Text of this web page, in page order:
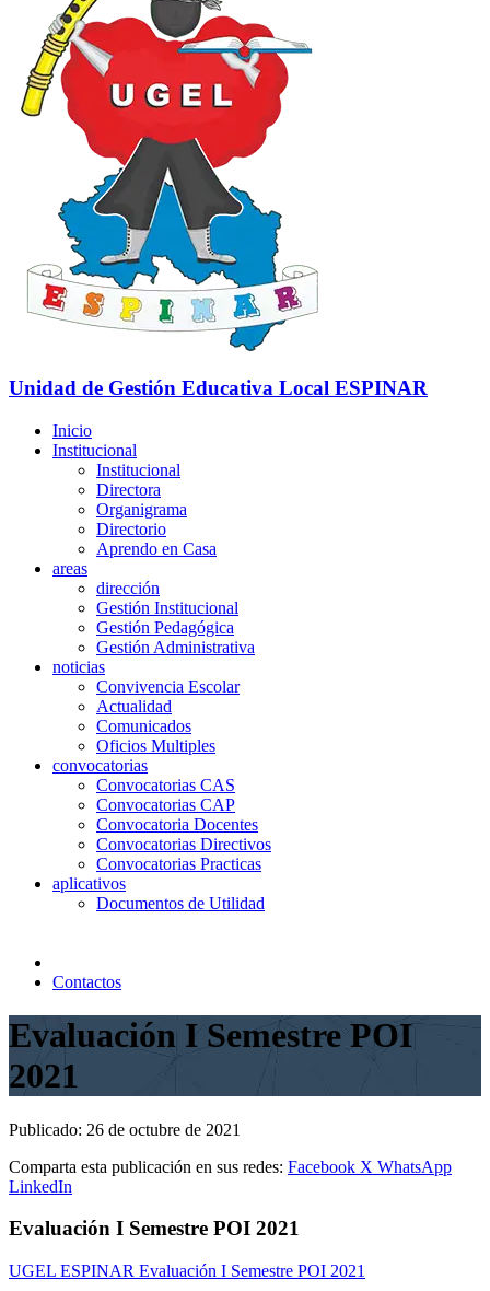
Unidad de Gestión Educativa Local ESPINAR
Inicio
Institucional
Institucional
Directora
Organigrama
Directorio
Aprendo en Casa
areas
dirección
Gestión Institucional
Gestión Pedagógica
Gestión Administrativa
noticias
Convivencia Escolar
Actualidad
Comunicados
Oficios Multiples
convocatorias
Convocatorias CAS
Convocatorias CAP
Convocatoria Docentes
Convocatorias Directivos
Convocatorias Practicas
aplicativos
Documentos de Utilidad
Contactos
Evaluación I Semestre POI
2021
Publicado: 26 de octubre de 2021
Comparta esta publicación en sus redes: Facebook X WhatsApp
LinkedIn
Evaluación I Semestre POI 2021
UGEL ESPINAR Evaluación I Semestre POI 2021